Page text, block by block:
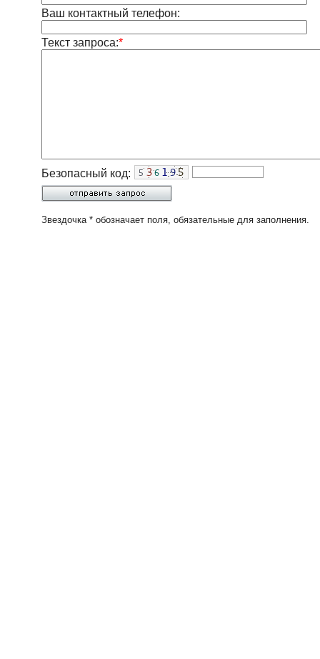
Ваш контактный телефон:
Текст запроса:*
Безопасный код:
Звездочка * обозначает поля, обязательные для заполнения.